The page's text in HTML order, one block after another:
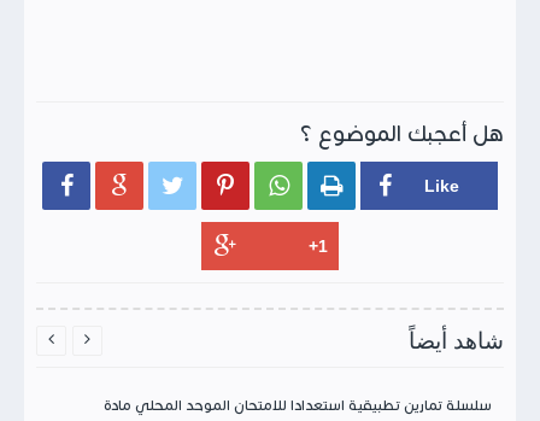
هل أعجبك الموضوع ؟
     
شاهد أيضاً
سلسلة تمارين تطبيقية استعدادا للامتحان الموحد المحلي مادة
 